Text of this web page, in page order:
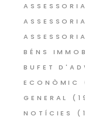
BÉNS
BUFET
ECONÒMIC
GENERAL
NOTÍCIES